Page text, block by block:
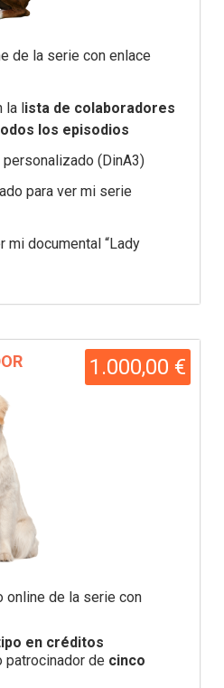
de la serie con enlace
la lista de colaboradores
los episodios
(DinA3)
para ver mi serie
mi documental “Lady
1.000,00 €
online de la serie con
en créditos
patrocinador de cinco